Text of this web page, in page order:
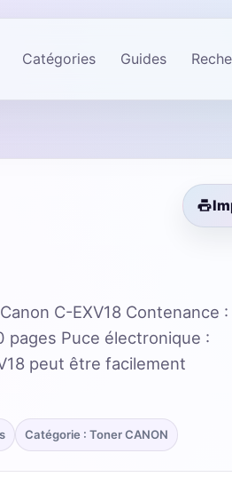
Catégories Guides
C-EXV18 Contenance :
pages Puce électronique :
peut être facilement
Catégorie : Toner CANON